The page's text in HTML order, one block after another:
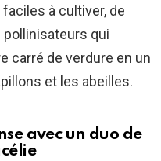
à cultiver, de
qui
carré de verdure en un
et les abeilles.
avec un duo de